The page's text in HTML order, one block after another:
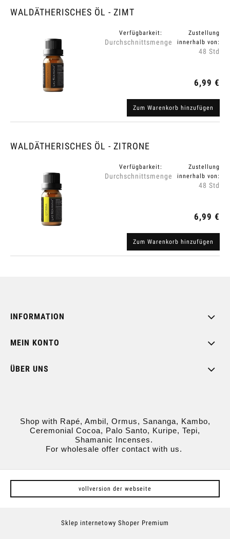
WALDÄTHERISCHES ÖL - ZIMT
Verfügbarkeit:
Durchschnittsmenge
Zustellung
innerhalb von:
48 Std
6,99 €
Zum Warenkorb hinzufügen
WALDÄTHERISCHES ÖL - ZITRONE
Verfügbarkeit:
Durchschnittsmenge
Zustellung
innerhalb von:
48 Std
6,99 €
Zum Warenkorb hinzufügen
INFORMATION
MEIN KONTO
ÜBER UNS
Shop with Rapé, Ambil, Ormus, Sananga, Kambo,
Ceremonial Cocoa, Palo Santo, Kuripe, Tepi,
Shamanic Incenses.
For wholesale offer contact with us.
vollversion der webseite
Sklep internetowy Shoper Premium